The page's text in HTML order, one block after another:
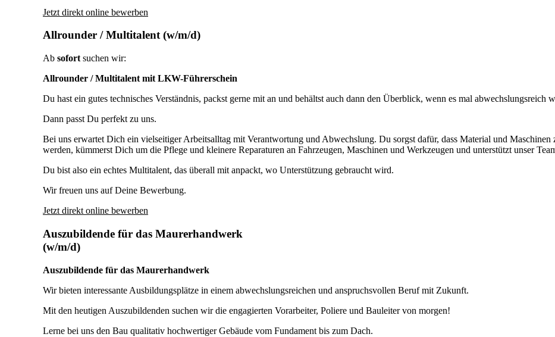
Jetzt direkt online bewerben
Allrounder / Multitalent (w/m/d)
Ab sofort suchen wir:
Allrounder / Multitalent mit LKW-Führerschein
Du hast ein gutes technisches Verständnis, packst gerne mit an und behältst auch dann den Überblick, wenn es mal abwechslungsreich
Dann passt Du perfekt zu uns.
Bei uns erwartet Dich ein vielseitiger Arbeitsalltag mit Verantwortung und Abwechslung. Du sorgst dafür, dass Material und Maschinen
werden, kümmerst Dich um die Pflege und kleinere Reparaturen an Fahrzeugen, Maschinen und Werkzeugen und unterstützt unser
Du bist also ein echtes Multitalent, das überall mit anpackt, wo Unterstützung gebraucht wird.
Wir freuen uns auf Deine Bewerbung.
Jetzt direkt online bewerben
Auszubildende für das Maurerhandwerk
(w/m/d)
Auszubildende für das Maurerhandwerk
Wir bieten interessante Ausbildungsplätze in einem abwechslungsreichen und anspruchsvollen Beruf mit Zukunft.
Mit den heutigen Auszubildenden suchen wir die engagierten Vorarbeiter, Poliere und Bauleiter von morgen!
Lerne bei uns den Bau qualitativ hochwertiger Gebäude vom Fundament bis zum Dach.